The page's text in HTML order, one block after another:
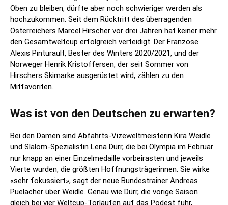
Oben zu bleiben, dürfte aber noch schwieriger werden als
hochzukommen. Seit dem Rücktritt des überragenden
Österreichers Marcel Hirscher vor drei Jahren hat keiner mehr
den Gesamtweltcup erfolgreich verteidigt. Der Franzose
Alexis Pinturault, Bester des Winters 2020/2021, und der
Norweger Henrik Kristoffersen, der seit Sommer von
Hirschers Skimarke ausgerüstet wird, zählen zu den
Mitfavoriten.
Was ist von den Deutschen zu erwarten?
Bei den Damen sind Abfahrts-Vizeweltmeisterin Kira Weidle
und Slalom-Spezialistin Lena Dürr, die bei Olympia im Februar
nur knapp an einer Einzelmedaille vorbeirasten und jeweils
Vierte wurden, die größten Hoffnungsträgerinnen. Sie wirke
«sehr fokussiert», sagt der neue Bundestrainer Andreas
Puelacher über Weidle. Genau wie Dürr, die vorige Saison
gleich bei vier Weltcup-Torläufen auf das Podest fuhr,